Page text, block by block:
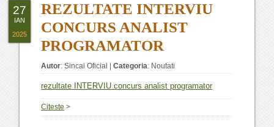
REZULTATE INTERVIU
CONCURS ANALIST
PROGRAMATOR
Autor:Sincai Oficial |Categoria: Noutati
rezultate INTERVIU concurs analist programator
Citeste >
27
IAN
2025